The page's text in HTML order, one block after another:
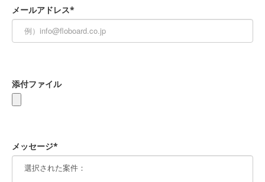
メールアドレス*
添付ファイル
メッセージ*